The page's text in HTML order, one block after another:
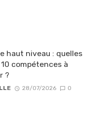
haut niveau : quelles
compétences à
?
28/07/2026 0